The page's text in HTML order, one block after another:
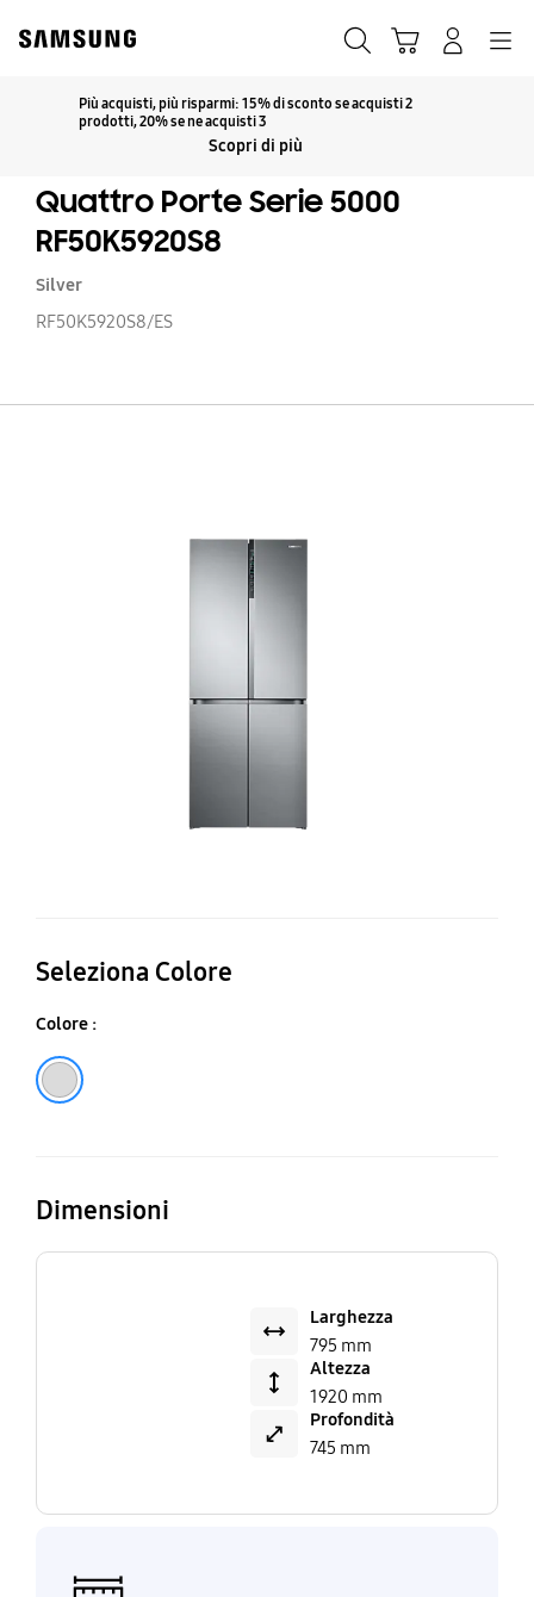
content
accessibility
Più acquisti, più risparmi: 15% di sconto se acquisti 2
prodotti, 20% se ne acquisti 3
Scopri di più
Quattro Porte Serie 5000
RF50K5920S8
Silver
RF50K5920S8/ES
Seleziona Colore
Colore :
Dimensioni
Larghezza
795 mm
Altezza
1920 mm
Profondità
745 mm